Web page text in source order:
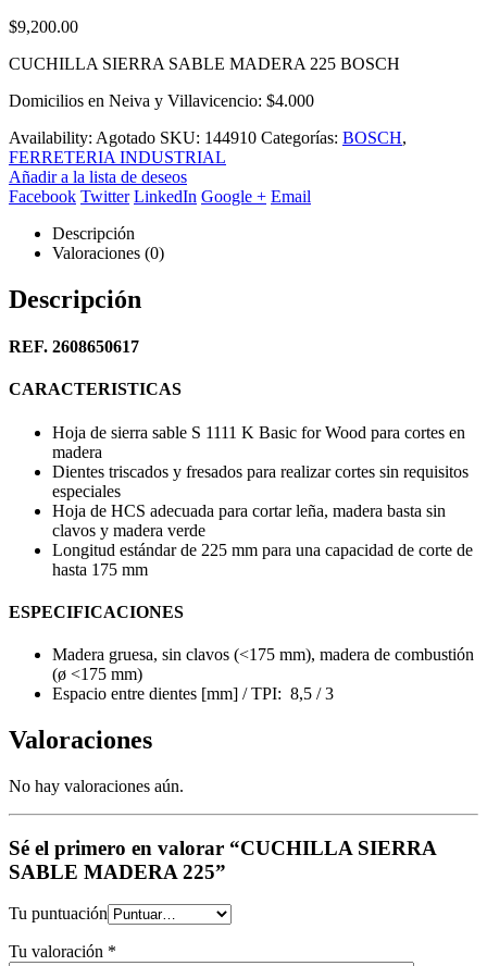
$9,200.00
CUCHILLA SIERRA SABLE MADERA 225 BOSCH
Domicilios en Neiva y Villavicencio: $4.000
Availability: Agotado SKU: 144910 Categorías: BOSCH,
FERRETERIA INDUSTRIAL
Añadir a la lista de deseos
Facebook Twitter LinkedIn Google + Email
Descripción
Valoraciones (0)
Descripción
REF. 2608650617
CARACTERISTICAS
Hoja de sierra sable S 1111 K Basic for Wood para cortes en
madera
Dientes triscados y fresados para realizar cortes sin requisitos
especiales
Hoja de HCS adecuada para cortar leña, madera basta sin
clavos y madera verde
Longitud estándar de 225 mm para una capacidad de corte de
hasta 175 mm
ESPECIFICACIONES
Madera gruesa, sin clavos (<175 mm), madera de combustión
(ø <175 mm)
Espacio entre dientes [mm] / TPI: 8,5 / 3
Valoraciones
No hay valoraciones aún.
Sé el primero en valorar “CUCHILLA SIERRA
SABLE MADERA 225”
Tu puntuación
Tu valoración *